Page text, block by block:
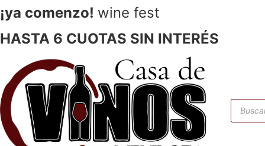
Ir
al
¡ya comenzo! wine fest
HASTA 6 CUOTAS SIN INTERÉS
de